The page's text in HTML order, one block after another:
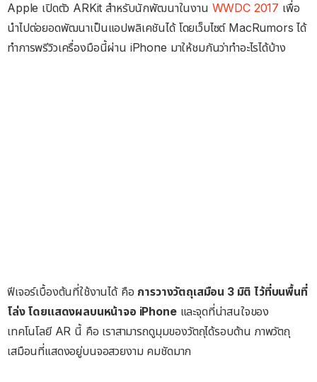
Apple เปิดตัว ARKit สำหรับนักพัฒนาในงาน WWDC 2017 เพื่อ
นำไปต่อยอดพัฒนาเป็นแอปพลิเคชันได้ โดยเว็บไซต์ MacRumors ได้
ทำการพรีวิวเครื่องมือนี้ผ่าน iPhone มาให้ชมกันว่าทำอะไรได้บ้าง
ฟีเจอร์เบื้องต้นที่ใช้งานได้ คือ การวางวัตถุเสมือน 3 มิติ ไว้ที่บนพื้นที่
โล่ง โดยแสดงผลบนหน้าจอ iPhoneและจุดที่น่าสนใจของ
เทคโนโลยี AR นี้ คือ เราสามารถดูมุมของวัตถุได้รอบด้าน ภาพวัตถุ
เสมือนที่แสดงอยู่บนจอสวยงาม คมชัดมาก